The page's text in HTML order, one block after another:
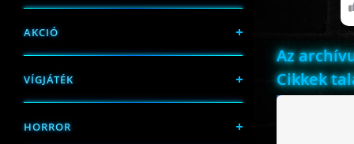
AKCIÓ
VÍGJÁTÉK
HORROR
Az
Cikkek